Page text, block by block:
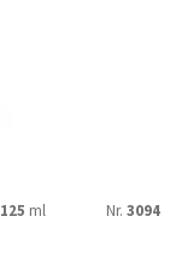
125 ml Nr. 3094